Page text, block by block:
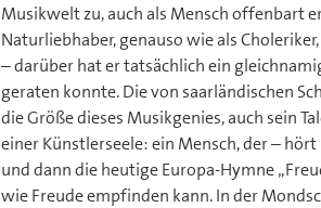
Musikwelt zu, auch als Mensch offenbart
Naturliebhaber, genauso wie als
– darüber hat er tatsächlich ein
geraten konnte. Die von saarländischen
die Größe dieses Musikgenies, auch sein
einer Künstlerseele: ein Mensch, der –
und dann die heutige Europa-Hymne
wie Freude empfinden kann. In der